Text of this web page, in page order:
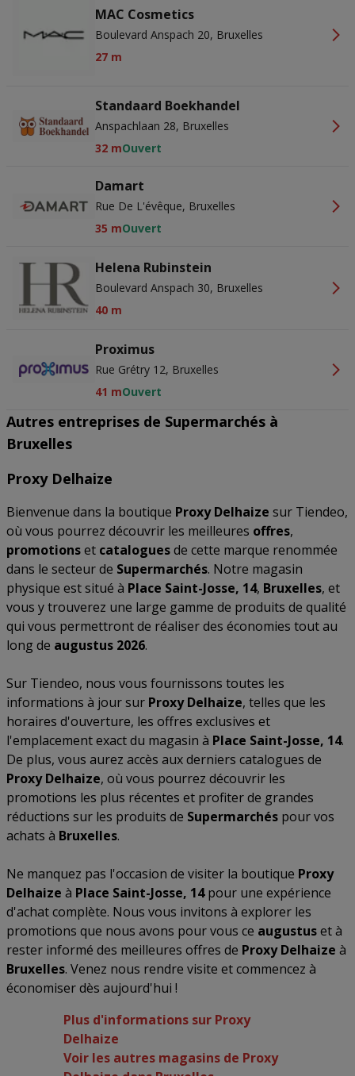
MAC Cosmetics
Boulevard Anspach 20, Bruxelles
27 m
Standaard Boekhandel
Anspachlaan 28, Bruxelles
32 mOuvert
Damart
Rue De L'évêque, Bruxelles
35 mOuvert
Helena Rubinstein
Boulevard Anspach 30, Bruxelles
40 m
Proximus
Rue Grétry 12, Bruxelles
41 mOuvert
Autres entreprises de Supermarchés à
Bruxelles
Proxy Delhaize
Bienvenue dans la boutique Proxy Delhaize sur Tiendeo,
où vous pourrez découvrir les meilleures offres,
promotionset cataloguesde cette marque renommée
dans le secteur de Supermarchés. Notre magasin
physique est situé à Place Saint-Josse, 14, Bruxelles, et
vous y trouverez une large gamme de produits de qualité
qui vous permettront de réaliser des économies tout au
long de augustus 2026.
Sur Tiendeo, nous vous fournissons toutes les
informations à jour sur Proxy Delhaize, telles que les
horaires d'ouverture, les offres exclusives et
l'emplacement exact du magasin à Place Saint-Josse, 14.
De plus, vous aurez accès aux derniers catalogues de
Proxy Delhaize, où vous pourrez découvrir les
promotions les plus récentes et profiter de grandes
réductions sur les produits de Supermarchés pour vos
achats à Bruxelles.
Ne manquez pas l'occasion de visiter la boutique Proxy
Delhaize à Place Saint-Josse, 14pour une expérience
d'achat complète. Nous vous invitons à explorer les
promotions que nous avons pour vous ce augustuset à
rester informé des meilleures offres de Proxy Delhaize à
Bruxelles. Venez nous rendre visite et commencez à
économiser dès aujourd'hui !
Plus d'informations sur Proxy
Delhaize
Voir les autres magasins de Proxy